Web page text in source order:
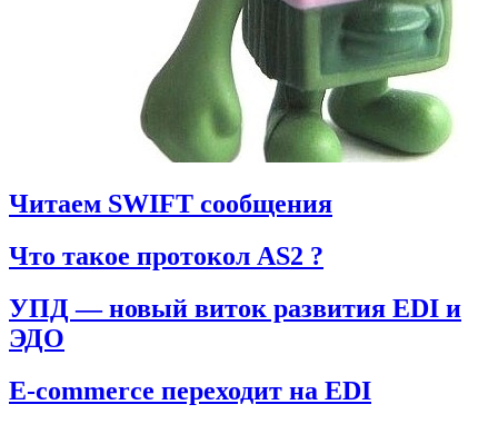
Читаем SWIFT сообщения
Что такое протокол AS2 ?
УПД — новый виток развития EDI и
ЭДО
E-commerce переходит на EDI